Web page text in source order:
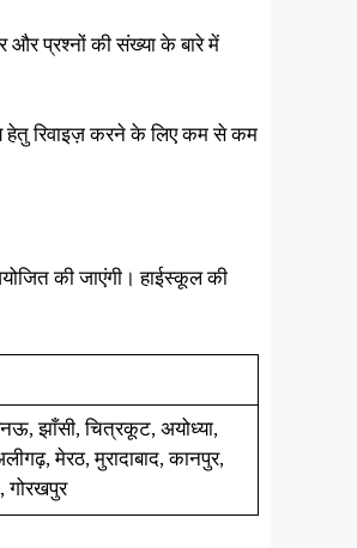
और प्रश्नों की संख्या के बारे में
हेतु रिवाइज़ करने के लिए कम से कम
की जाएंगी। हाईस्कूल की
झाँसी, चित्रकूट, अयोध्या,
मेरठ, मुरादाबाद, कानपुर,
गोरखपुर